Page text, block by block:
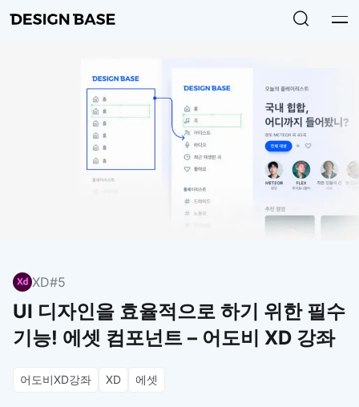
XD#5
UI 디자인을 효율적으로 하기 위한 필수
기능! 에셋 컴포넌트 – 어도비 XD 강좌
어도비XD강좌 XD 에셋